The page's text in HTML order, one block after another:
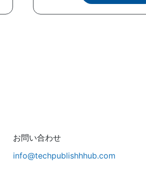
お問い合わせ
info@techpublishhhub.com